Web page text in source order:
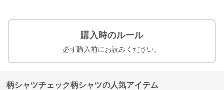
購入時のルール
必ず購入前にお読みください。
柄シャツチェック柄シャツの人気アイテム